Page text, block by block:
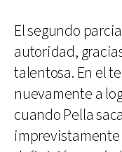
El segundo
autoridad,
talentosa. En el
nuevamente a
cuando Pella
imprevistamente